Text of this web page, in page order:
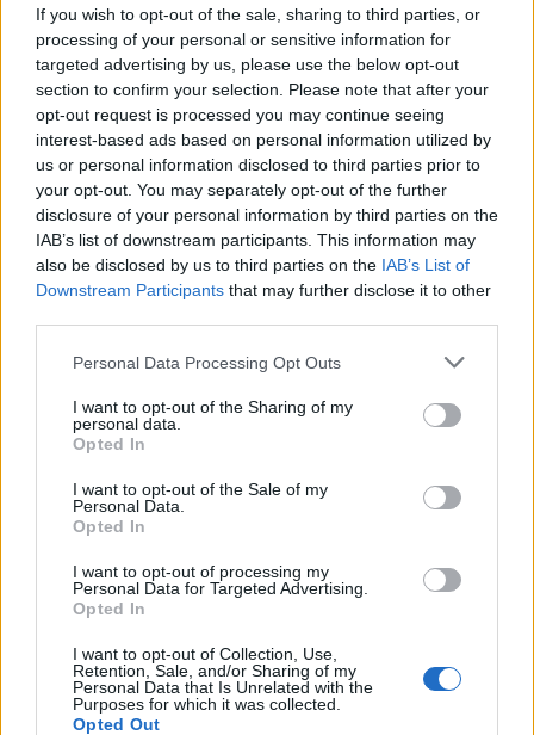
If you wish to opt-out of the sale, sharing to third parties, or
processing of your personal or sensitive information for
targeted advertising by us, please use the below opt-out
section to confirm your selection. Please note that after your
opt-out request is processed you may continue seeing
interest-based ads based on personal information utilized by
us or personal information disclosed to third parties prior to
your opt-out. You may separately opt-out of the further
disclosure of your personal information by third parties on the
IAB’s list of downstream participants. This information may
also be disclosed by us to third parties on the IAB’s List of
Downstream Participants that may further disclose it to other
Please note that this website/app uses one or more Google
not limited to your visit or usage behaviour. You may click to
grant or deny consent to Google and its third-party tags to
use your data for below specified purposes in below Google
consent section.
Personal Data Processing Opt Outs
I want to opt-out of the Sharing of my
personal data.
Opted In
I want to opt-out of the Sale of my
Personal Data.
Opted In
I want to opt-out of processing my
Personal Data for Targeted Advertising.
Opted In
I want to opt-out of Collection, Use,
Retention, Sale, and/or Sharing of my
Personal Data that Is Unrelated with the
Purposes for which it was collected.
Opted Out
Continue lendo